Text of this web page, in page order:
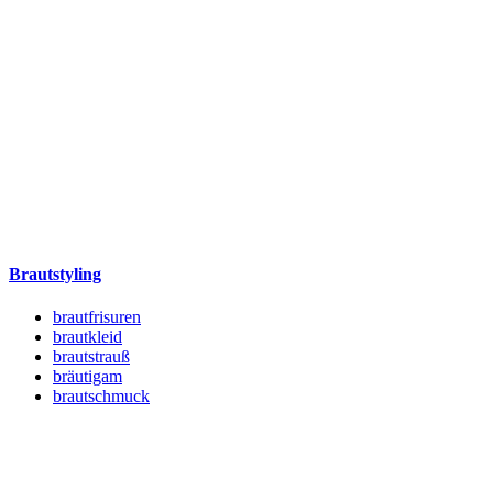
Brautstyling
brautfrisuren
brautkleid
brautstrauß
bräutigam
brautschmuck